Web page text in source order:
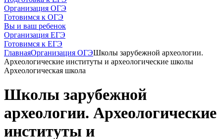
Организация ОГЭ
Готовимся к ОГЭ
Вы и ваш ребенок
Организация ЕГЭ
Готовимся к ЕГЭ
ГлавнаяОрганизация ОГЭШколы зарубежной археологии.
Археологические институты и археологические школы
Археологическая школа
Школы зарубежной
археологии. Археологические
институты и